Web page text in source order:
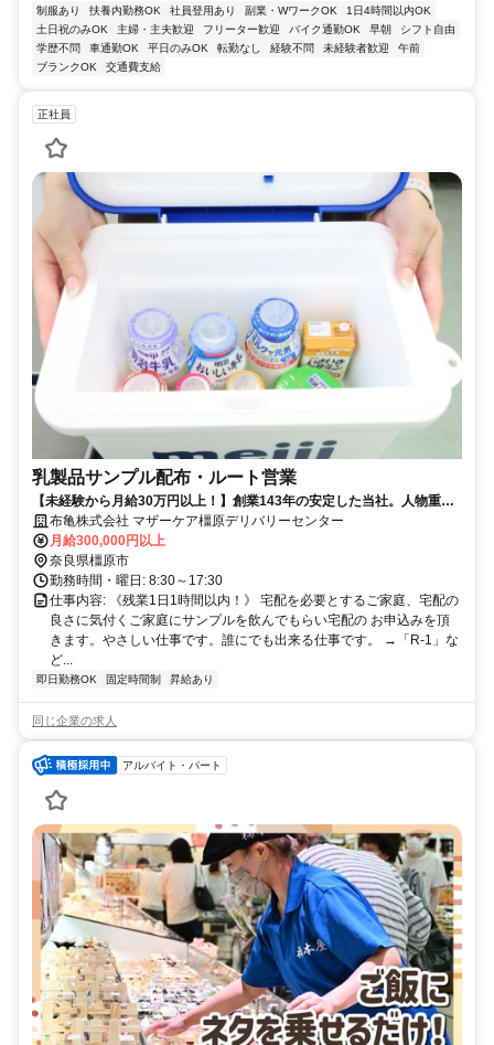
制服あり 扶養内勤務OK 社員登用あり 副業・WワークOK
1日4時間以内OK
土日祝のみOK
主婦・主夫歓迎 フリーター歓迎 バイク通勤OK 早朝
シフト自由
学歴不問
車通勤OK 平日のみOK 転勤なし 経験不問 未経験者歓迎
午前
ブランクOK
交通費支給
正社員
乳製品サンプル配布・ルート営業
【未経験から月給30万円以上！】創業143年の安定した当社。人物重
視・年齢学歴不問です！
布亀株式会社 マザーケア橿原デリバリーセンター
月給300,000円以上
奈良県橿原市
勤務時間・曜日: 8:30～17:30
仕事内容: 《残業1日1時間以内！》 宅配を必要とするご家庭、宅配の
良さに気付くご家庭にサンプルを飲んでもらい宅配の お申込みを頂
きます。やさしい仕事です。誰にでも出来る仕事です。 →「R-1」な
ど...
即日勤務OK 固定時間制 昇給あり
同じ企業の求人
アルバイト・パート